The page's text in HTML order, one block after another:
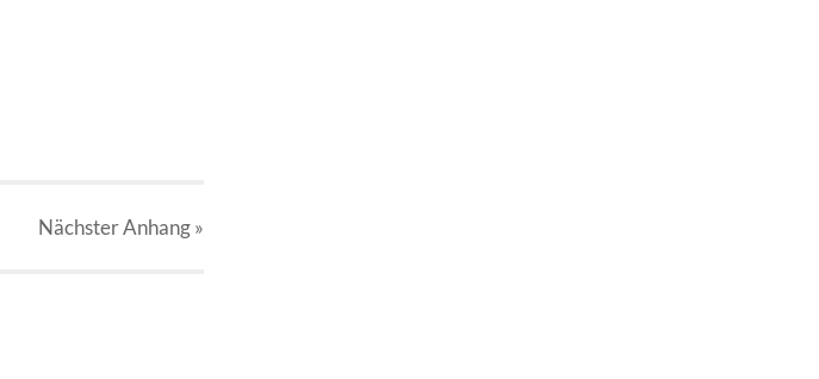
NächsterAnhang»